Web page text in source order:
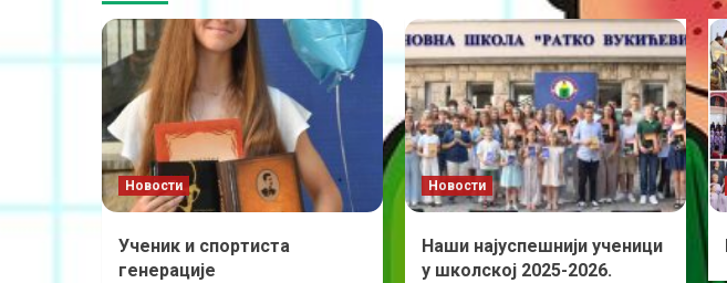
Новости
Ученик и спортиста
генерације
Новости
Наши најуспешнији ученици
у школској 2025-2026.